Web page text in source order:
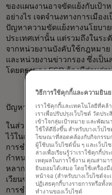
ของแผนงานอาจขัดแย้งกับเป้า
อย่างไร เจตจำนงทางการเมือง
ปัญหาความขัดแย้งทางนโยบาย
ประเทศเท่านั้น แต่รวมถึงในระ
จากหน่วยงานบังคับใช้กฎหมา
และหน่วยงานข่าวกรอง ซึ่งเป็
โดยตรงของ FSB ต้องมีส่วนร่
ปัญหาและเป้าหมาย
ในส่วนของปัญหาและเป้าหมา
ไว้ในด้านต้นทุน ความเร็ว
การชำระเงินแบบขายส่ง ขายป
กำหนดเป้าหมายเหล่านี้อาจไ
หลากหลายและข้อพิจารณาขอ
เวียนข้ามพรมแดนอย่างครบถ้ว
การชำระเงินดังกล่าวไม่ได้เข้
วิธีการใช้คุกกี้และความยิน
เราใช้คุกกี้และเทคโนโลยีที่ค
เราเพื่อปรับปรุงเว็บไซต์ วัดป
เข้าใจกลุ่มเป้าหมาย และพัฒน
ใช้ให้ดียิ่งขึ้น สำหรับบางเว็บไซ
โฆษณาที่สอดคล้องกับกิจกรรม
ผู้ใช้บนเว็บไซต์นั้น ๆ และเว็บ
ล่างเพื่อเรียนรู้ว่าเราใช้คุกกี้ปร
เหตุผลในการใช้งาน คุณสามา
ยินยอมได้เสมอ โดยใช้เครื่อง
หน้าจอ (สำหรับบางเว็บไซต์จ
ปฏิเสธคุกกี้บางรายการหรือทั้ง
ทำงานของเว็บไซต์